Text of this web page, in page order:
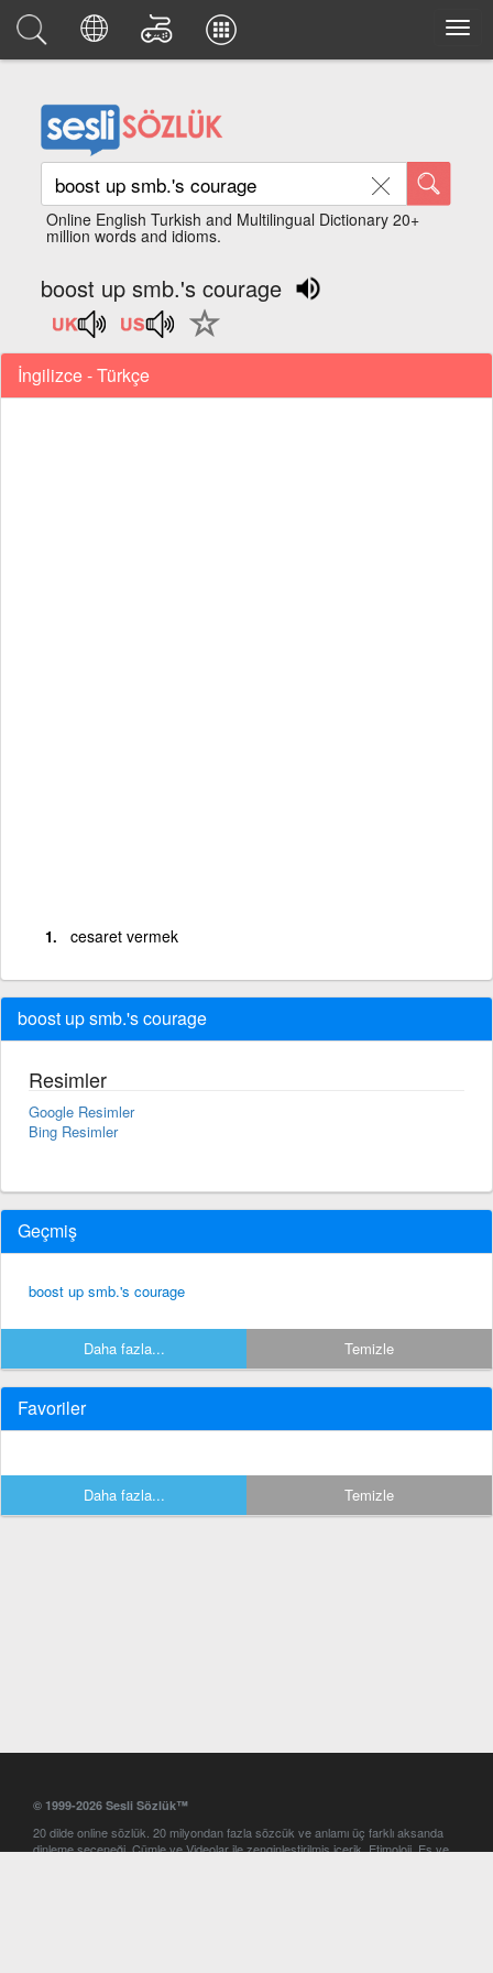
Online English Turkish and Multilingual Dictionary 20+
million words and idioms.
boost up smb.'s courage
İngilizce - Türkçe
cesaret vermek
boost up smb.'s courage
Resimler
Google Resimler
Bing Resimler
Geçmiş
boost up smb.'s courage
Daha fazla... Temizle
Favoriler
Daha fazla... Temizle
© 1999-2026 Sesli Sözlük™
20 dilde online sözlük. 20 milyondan fazla sözcük ve anlamı üç farklı aksanda
dinleme seçeneği. Cümle ve Videolar ile zenginleştirilmiş içerik. Etimoloji, Eş ve